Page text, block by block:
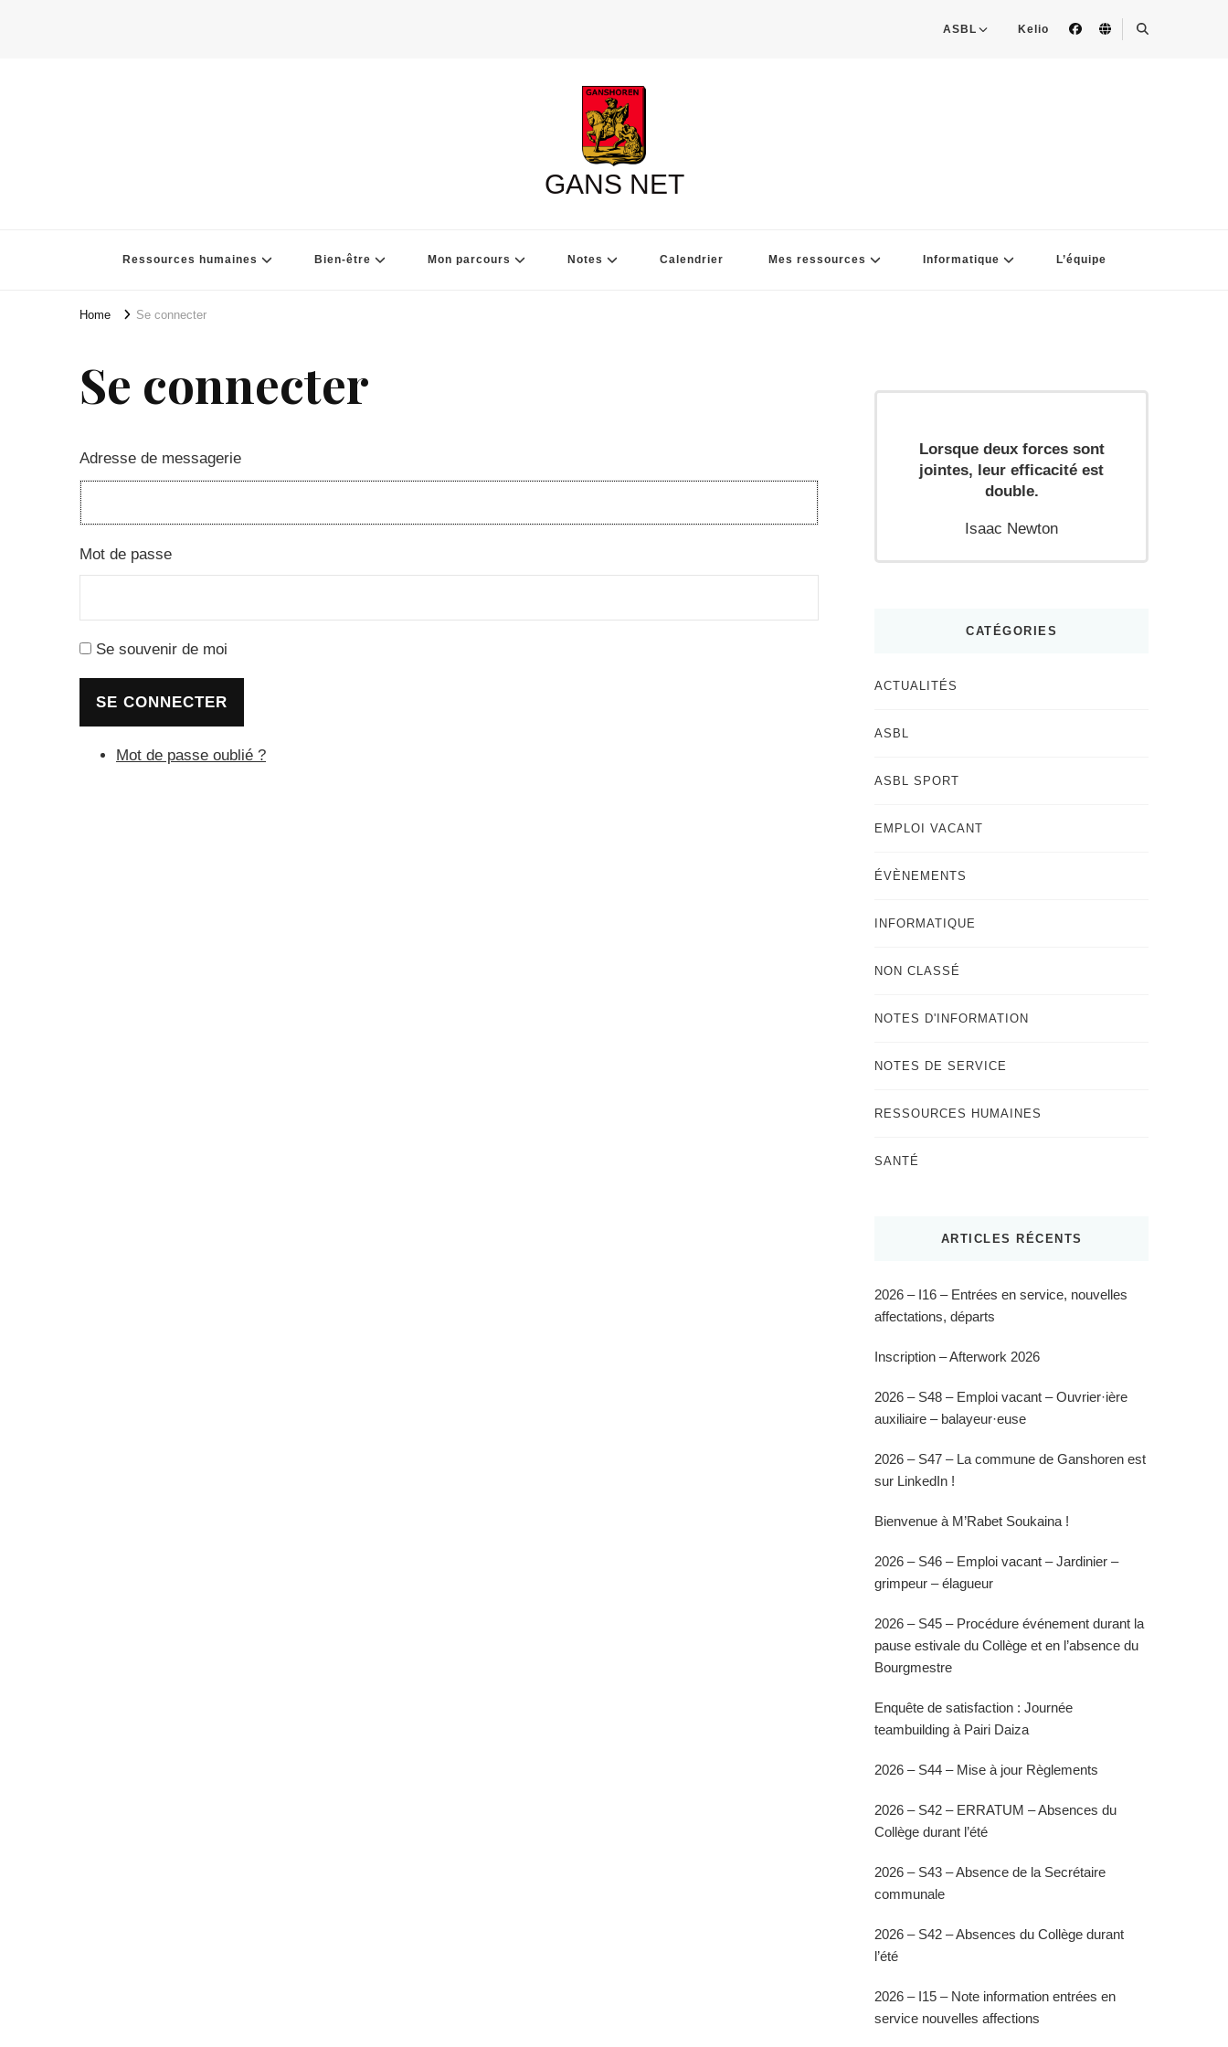
ASBL Kelio
GANS NET
Ressources humaines Bien-être Mon parcours Notes Calendrier Mes ressources Informatique L’équipe
Home Se connecter
Se connecter
Adresse de messagerie
Mot de passe
Se souvenir de moi
SE CONNECTER
Mot de passe oublié ?
Lorsque deux forces sont
jointes, leur efficacité est
double.
Isaac Newton
CATÉGORIES
ACTUALITÉS
ASBL
ASBL SPORT
EMPLOI VACANT
ÉVÈNEMENTS
INFORMATIQUE
NON CLASSÉ
NOTES D'INFORMATION
NOTES DE SERVICE
RESSOURCES HUMAINES
SANTÉ
ARTICLES RÉCENTS
2026 – I16 – Entrées en service, nouvelles
affectations, départs
Inscription – Afterwork 2026
2026 – S48 – Emploi vacant – Ouvrier·ière
auxiliaire – balayeur·euse
2026 – S47 – La commune de Ganshoren est
sur LinkedIn !
Bienvenue à M’Rabet Soukaina !
2026 – S46 – Emploi vacant – Jardinier –
grimpeur – élagueur
2026 – S45 – Procédure événement durant la
pause estivale du Collège et en l’absence du
Bourgmestre
Enquête de satisfaction : Journée
teambuilding à Pairi Daiza
2026 – S44 – Mise à jour Règlements
2026 – S42 – ERRATUM – Absences du
Collège durant l’été
2026 – S43 – Absence de la Secrétaire
communale
2026 – S42 – Absences du Collège durant
l’été
2026 – I15 – Note information entrées en
service nouvelles affections